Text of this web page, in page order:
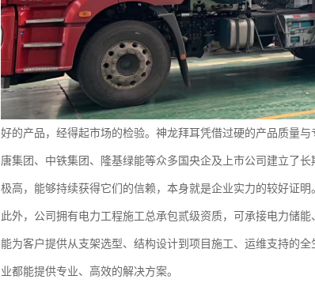
好的产品，经得起市场的检验。神龙拜耳凭借过硬的产品质量
唐集团、中铁集团、隆基绿能等众多国央企及上市公司建立了
极高，能够持续获得它们的信赖，本身就是企业实力的较好证明
此外，公司拥有电力工程施工总承包贰级资质，可承接电力储
能为客户提供从支架选型、结构设计到项目施工、运维支持的
业都能提供专业、高效的解决方案。